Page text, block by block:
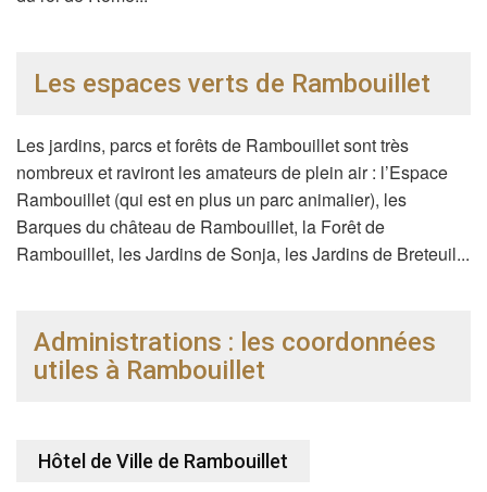
Les espaces verts de Rambouillet
Les jardins, parcs et forêts de Rambouillet sont très
nombreux et raviront les amateurs de plein air : l’Espace
Rambouillet (qui est en plus un parc animalier), les
Barques du château de Rambouillet, la Forêt de
Rambouillet, les Jardins de Sonja, les Jardins de Breteuil...
Administrations : les coordonnées
utiles à Rambouillet
Hôtel de Ville de Rambouillet